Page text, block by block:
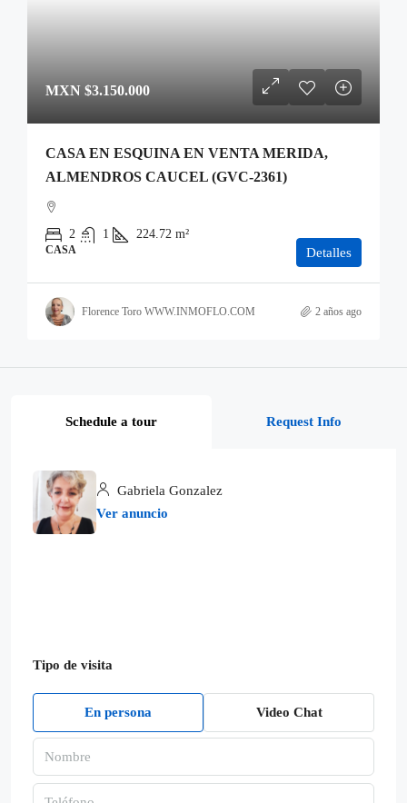
MXN $3.150.000
CASA EN ESQUINA EN VENTA MERIDA,
ALMENDROS CAUCEL (GVC-2361)
2 1 224.72 m²
CASA Detalles
Florence Toro WWW.INMOFLO.COM 2 años ago
Schedule a tour Request Info
Gabriela Gonzalez
Ver anuncio
Tipo de visita
En persona Video Chat